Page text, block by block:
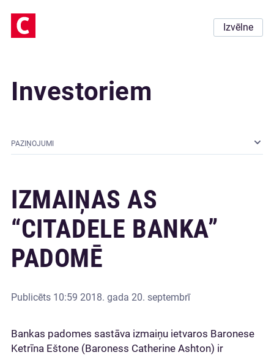
Izvēlne
Investoriem
PAZIŅOJUMI
IZMAIŅAS AS
“CITADELE BANKA”
PADOMĒ
Publicēts 10:59 2018. gada 20. septembrī
Bankas padomes sastāva izmaiņu ietvaros Baronese
Ketrīna Eštone (Baroness Catherine Ashton) ir